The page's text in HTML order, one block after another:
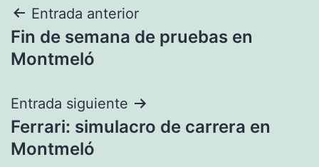
Navegación
de
Entrada anterior
Fin de semana de pruebas en
Montmeló
Entrada siguiente
Ferrari: simulacro de carrera en
Montmeló